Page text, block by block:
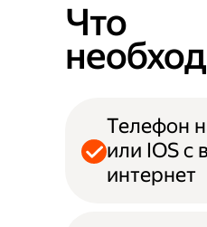
Что
Телефон
или IOS с
интернет